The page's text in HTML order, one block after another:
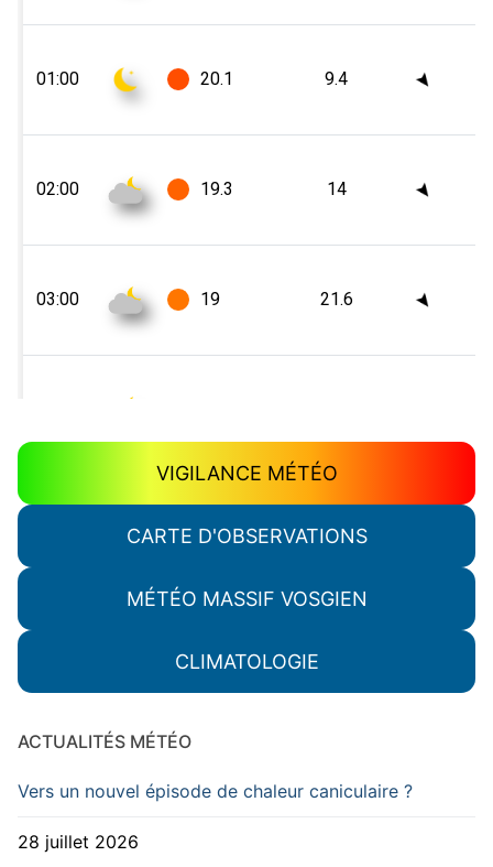
VIGILANCE MÉTÉO
CARTE D'OBSERVATIONS
MÉTÉO MASSIF VOSGIEN
CLIMATOLOGIE
ACTUALITÉS MÉTÉO
Vers un nouvel épisode de chaleur caniculaire ?
28 juillet 2026